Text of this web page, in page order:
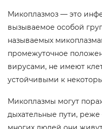
Микоплазмоз — это
вызываемое особой
называемых
промежуточное
вирусами, не имеют
устойчивыми к
Микоплазмы могут
дыхательные пути,